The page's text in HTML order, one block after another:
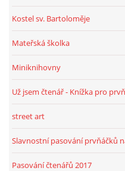
Kostel sv. Bartoloměje
Mateřská školka
Miniknihovny
Už jsem čtenář - Knížka pro
street art
Slavnostní pasování prvňáčků
Pasování čtenářů 2017